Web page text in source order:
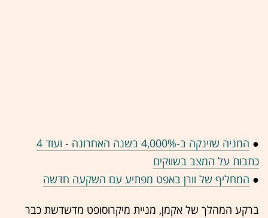
●
המניה שזינקה ב-4,000% בשנה האחרונה - ועוד 4
כתבות על המצב בשווקים
● המחליף של וורן באפט מפתיע עם השקעה חדשה
ברקע המהלך של אקמן, מניית מיקרוסופט מדשדשת כבר